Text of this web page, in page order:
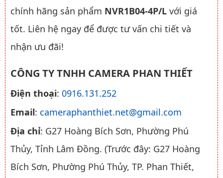
chính hãng sản phẩm NVR1B04-4P/L với giá
tốt. Liên hệ ngay để được tư vấn chi tiết và
nhận ưu đãi!
CÔNG TY TNHH CAMERA PHAN THIẾT
Điện thoại: 0916.131.252
Email: cameraphanthiet.net@gmail.com
Địa chỉ: G27 Hoàng Bích Sơn, Phường Phú
Thủy, Tỉnh Lâm Đồng. (Trước đây: G27 Hoàng
Bích Sơn, Phường Phú Thủy, TP. Phan Thiết,